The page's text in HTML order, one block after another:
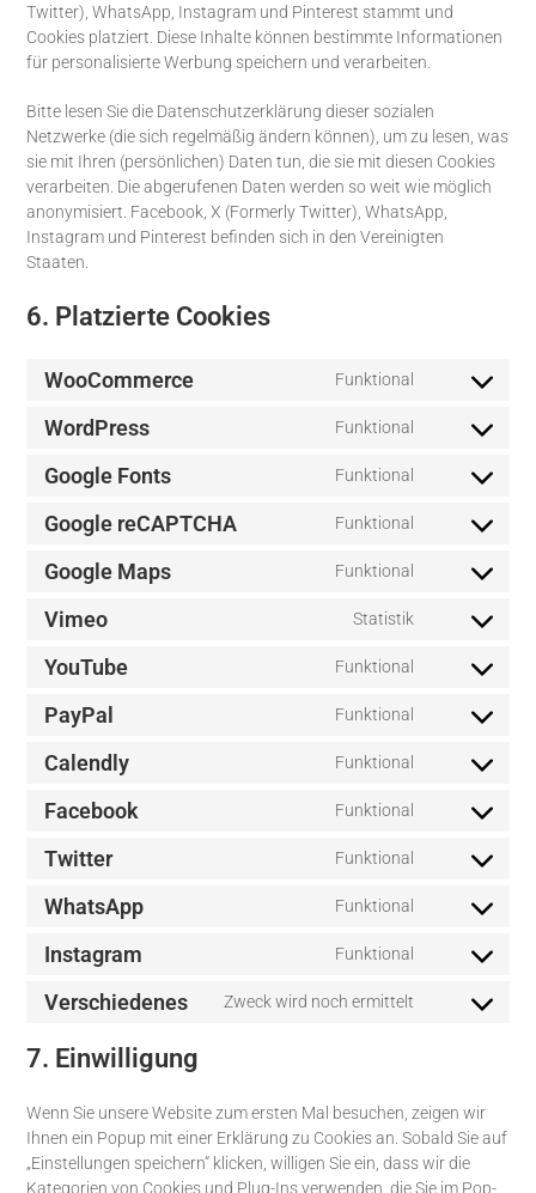
Twitter), WhatsApp, Instagram und Pinterest stammt und
Cookies platziert. Diese Inhalte können bestimmte Informationen
für personalisierte Werbung speichern und verarbeiten.
Bitte lesen Sie die Datenschutzerklärung dieser sozialen
Netzwerke (die sich regelmäßig ändern können), um zu lesen, was
sie mit Ihren (persönlichen) Daten tun, die sie mit diesen Cookies
verarbeiten. Die abgerufenen Daten werden so weit wie möglich
anonymisiert. Facebook, X (Formerly Twitter), WhatsApp,
Instagram und Pinterest befinden sich in den Vereinigten
Staaten.
6. Platzierte Cookies
WooCommerce Funktional
WordPress Funktional
Google Fonts Funktional
Google reCAPTCHA Funktional
Google Maps Funktional
Vimeo Statistik
YouTube Funktional
PayPal Funktional
Calendly Funktional
Facebook Funktional
Twitter Funktional
WhatsApp Funktional
Instagram Funktional
Verschiedenes Zweck wird noch ermittelt
7. Einwilligung
Wenn Sie unsere Website zum ersten Mal besuchen, zeigen wir
Ihnen ein Popup mit einer Erklärung zu Cookies an. Sobald Sie auf
„Einstellungen speichern“ klicken, willigen Sie ein, dass wir die
Kategorien von Cookies und Plug-Ins verwenden, die Sie im Pop-